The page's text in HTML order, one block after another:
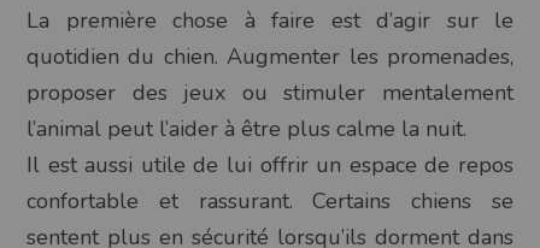
La première chose à faire est d’agir sur le
quotidien du chien. Augmenter les promenades,
proposer des jeux ou stimuler mentalement
l’animal peut l’aider à être plus calme la nuit.
Il est aussi utile de lui offrir un espace de repos
confortable et rassurant. Certains chiens se
sentent plus en sécurité lorsqu’ils dorment dans